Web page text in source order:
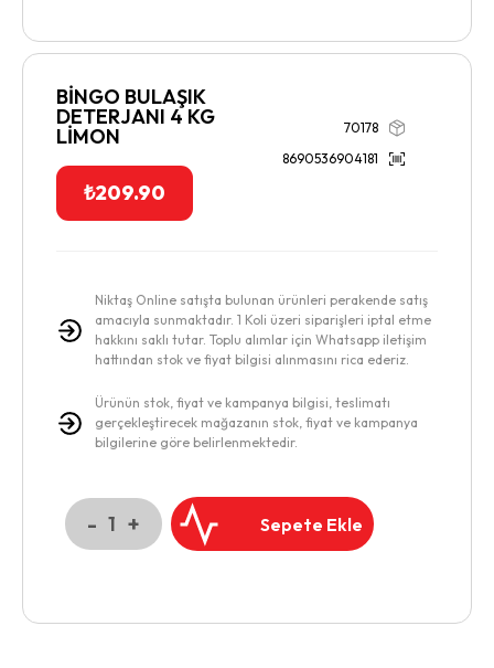
BİNGO BULAŞIK
DETERJANI 4 KG
LİMON
₺209.90
70178
8690536904181
Niktaş Online satışta bulunan ürünleri perakende satış
amacıyla sunmaktadır. 1 Koli üzeri siparişleri iptal etme
hakkını saklı tutar. Toplu alımlar için Whatsapp iletişim
hattından stok ve fiyat bilgisi alınmasını rica ederiz.
Ürünün stok, fiyat ve kampanya bilgisi, teslimatı
gerçekleştirecek mağazanın stok, fiyat ve kampanya
bilgilerine göre belirlenmektedir.
- 1 + Sepete Ekle